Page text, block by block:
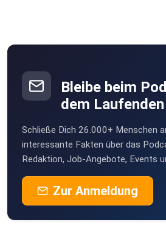
Bleibe beim
dem Laufenden
Schließe Dich 26.000+ Menschen
interessante Fakten über das
Redaktion, Job-Angebote, Events
Zur Anmeldung